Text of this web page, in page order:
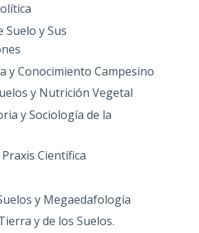
Suelo y Sus
y Conocimiento Campesino
y Nutrición Vegetal
y Sociología de la
Científica
y Megaedafología
y de los Suelos.